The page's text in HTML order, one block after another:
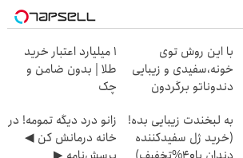
با این روش توی
خونه،سفیدی و زیبایی
دندوناتو برگردون
۱ میلیارد اعتبار خرید
طلا | بدون ضامن و
چک
به لبخندت زیبایی بده!
(خرید ژل سفیدکننده
زانو درد دیگه تمومه! در
خانه درمانش کن ◀